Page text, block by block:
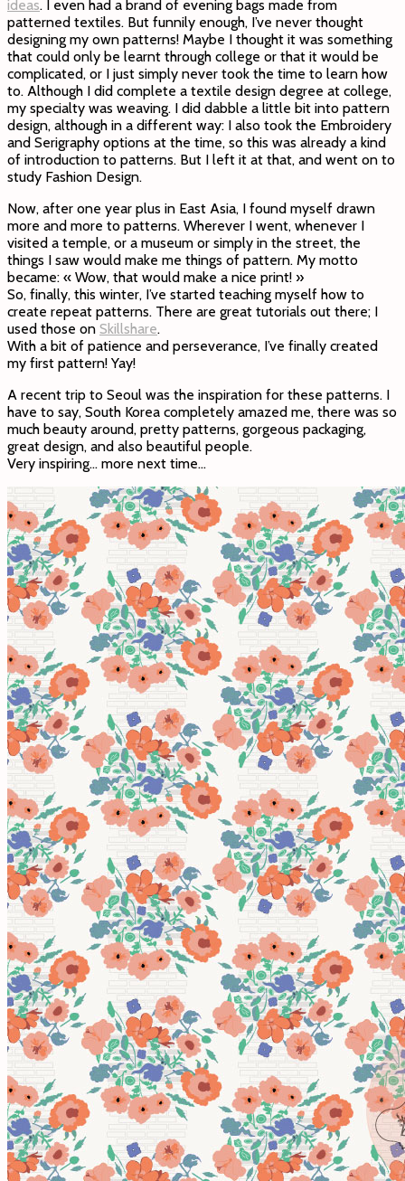
ideas. I even had a brand of evening bags made from
patterned textiles. But funnily enough, I’ve never thought
designing my own patterns! Maybe I thought it was something
that could only be learnt through college or that it would be
complicated, or I just simply never took the time to learn how
to. Although I did complete a textile design degree at college,
my specialty was weaving. I did dabble a little bit into pattern
design, although in a different way: I also took the Embroidery
and Serigraphy options at the time, so this was already a kind
of introduction to patterns. But I left it at that, and went on to
study Fashion Design.
Now, after one year plus in East Asia, I found myself drawn
more and more to patterns. Wherever I went, whenever I
visited a temple, or a museum or simply in the street, the
things I saw would make me things of pattern. My motto
became: « Wow, that would make a nice print! »
So, finally, this winter, I’ve started teaching myself how to
create repeat patterns. There are great tutorials out there; I
used those on Skillshare.
With a bit of patience and perseverance, I’ve finally created
my first pattern! Yay!
A recent trip to Seoul was the inspiration for these patterns. I
have to say, South Korea completely amazed me, there was so
much beauty around, pretty patterns, gorgeous packaging,
great design, and also beautiful people.
Very inspiring… more next time…